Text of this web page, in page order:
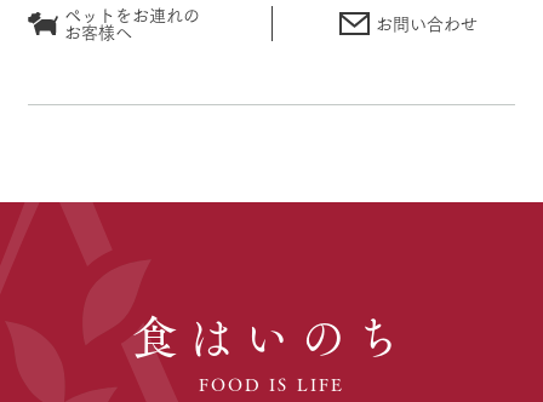
ペットをお連れの
お客様へ お問い合わせ
食はいのち
FOOD IS LIFE